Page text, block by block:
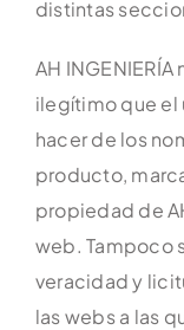
distintas
AH
ilegítimo que el
hacer de los
producto,
propiedad de
web. Tampoco
veracidad y
las webs a las